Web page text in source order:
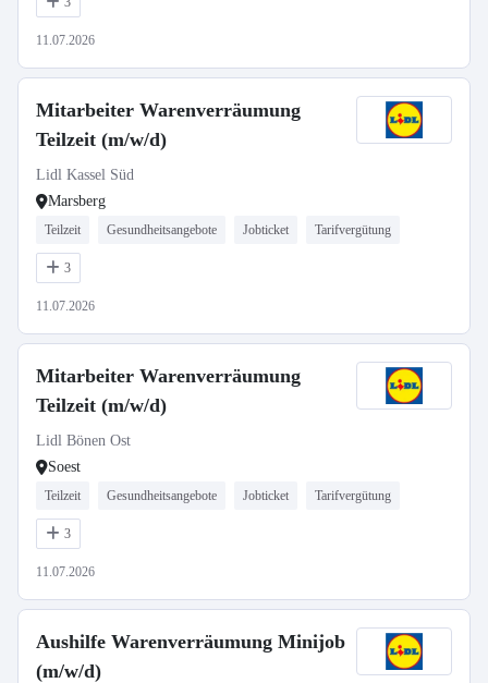
11.07.2026
Mitarbeiter Warenverräumung
Teilzeit (m/w/d)
Lidl Kassel Süd
Marsberg
Teilzeit Gesundheitsangebote Jobticket Tarifvergütung
3
11.07.2026
Mitarbeiter Warenverräumung
Teilzeit (m/w/d)
Lidl Bönen Ost
Soest
Teilzeit Gesundheitsangebote Jobticket Tarifvergütung
3
11.07.2026
Aushilfe Warenverräumung Minijob
(m/w/d)